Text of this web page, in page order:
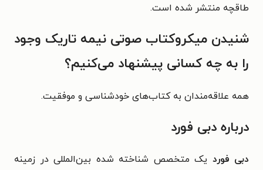
طاقچه منتشر شده است.
شنیدن میکروکتاب صوتی نیمه تاریک وجود
را به چه کسانی پیشنهاد می‌کنیم؟
همه علاقه‌مندان به کتاب‌های خودشناسی و موفقیت.
درباره دبی فورد
دبی فورد یک متخصص شناخته شده بین‌المللی در زمینه